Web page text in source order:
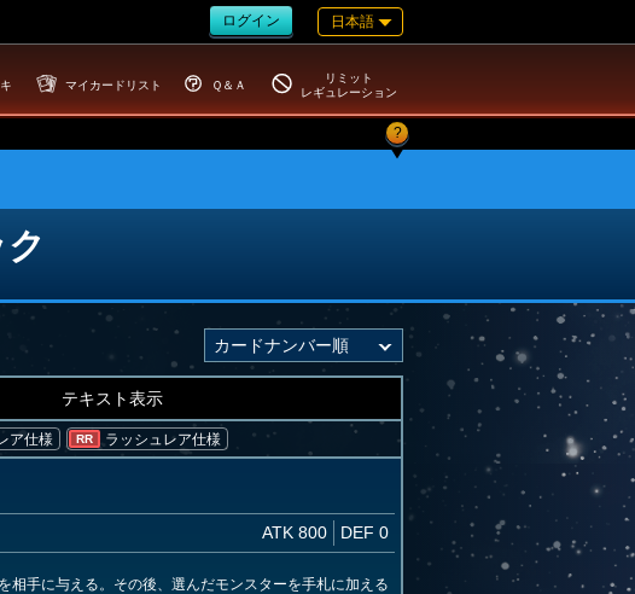
ログイン 日本語
マイカードリスト Ｑ＆Ａ
リミット
レギュレーション
?
テキスト表示
ア仕様 RR ラッシュレア仕様
ATK 800 DEF 0
相手に与える。その後、選んだモンスターを手札に加える